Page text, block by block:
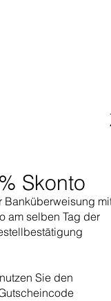
Skonto
Banküberweisung
am selben Tag der
nutzen Sie den